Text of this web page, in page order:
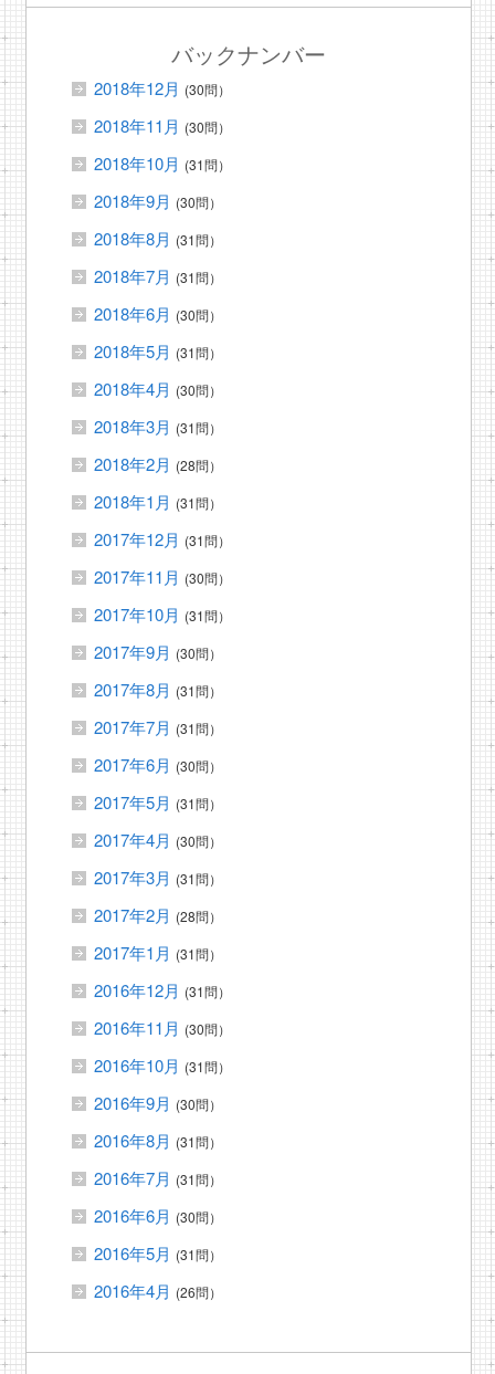
バックナンバー
2018年12月 (30問）
2018年11月 (30問）
2018年10月 (31問）
2018年9月 (30問）
2018年8月 (31問）
2018年7月 (31問）
2018年6月 (30問）
2018年5月 (31問）
2018年4月 (30問）
2018年3月 (31問）
2018年2月 (28問）
2018年1月 (31問）
2017年12月 (31問）
2017年11月 (30問）
2017年10月 (31問）
2017年9月 (30問）
2017年8月 (31問）
2017年7月 (31問）
2017年6月 (30問）
2017年5月 (31問）
2017年4月 (30問）
2017年3月 (31問）
2017年2月 (28問）
2017年1月 (31問）
2016年12月 (31問）
2016年11月 (30問）
2016年10月 (31問）
2016年9月 (30問）
2016年8月 (31問）
2016年7月 (31問）
2016年6月 (30問）
2016年5月 (31問）
2016年4月 (26問）